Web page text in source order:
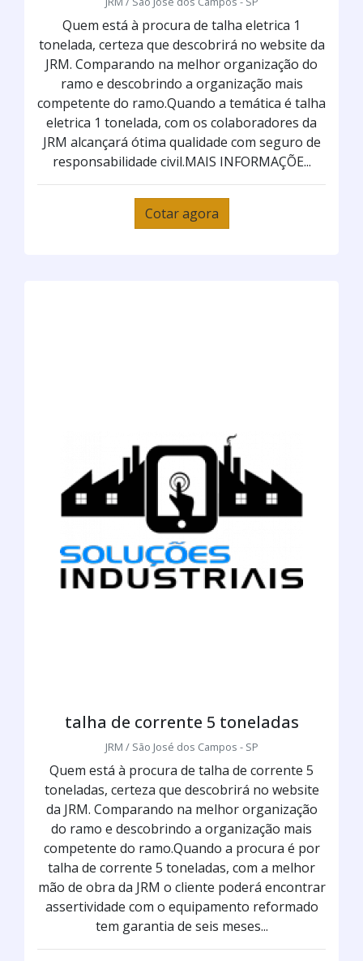
Quem está à procura de talha eletrica 1
tonelada, certeza que descobrirá no website da
JRM. Comparando na melhor organização do
ramo e descobrindo a organização mais
competente do ramo.Quando a temática é talha
eletrica 1 tonelada, com os colaboradores da
JRM alcançará ótima qualidade com seguro de
responsabilidade civil.MAIS INFORMAÇÕE...
Cotar agora
talha de corrente 5 toneladas
JRM / São José dos Campos - SP
Quem está à procura de talha de corrente 5
toneladas, certeza que descobrirá no website
da JRM. Comparando na melhor organização
do ramo e descobrindo a organização mais
competente do ramo.Quando a procura é por
talha de corrente 5 toneladas, com a melhor
mão de obra da JRM o cliente poderá encontrar
assertividade com o equipamento reformado
tem garantia de seis meses...